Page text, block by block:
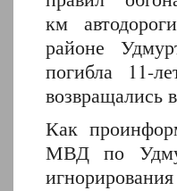
км
районе
погибла 11-
возвращались в
Как
МВД по